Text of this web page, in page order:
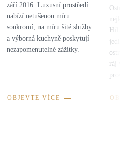
září 2016. Luxusní prostředí
nabízí netušenou míru
soukromí, na míru šité služby
a výborná kuchyně poskytují
nezapomenutelné zážitky.
OBJEVTE VÍCE
ráj